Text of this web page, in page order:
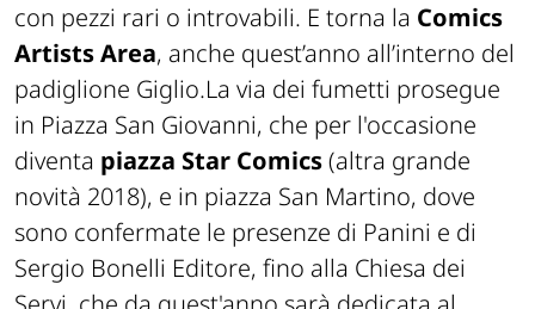
con pezzi rari o introvabili. E torna la Comics
Artists Area, anche quest’anno all’interno del
padiglione Giglio.La via dei fumetti prosegue
in Piazza San Giovanni, che per l'occasione
diventa piazza Star Comics(altra grande
novità 2018), e in piazza San Martino, dove
sono confermate le presenze di Panini e di
Sergio Bonelli Editore, fino alla Chiesa dei